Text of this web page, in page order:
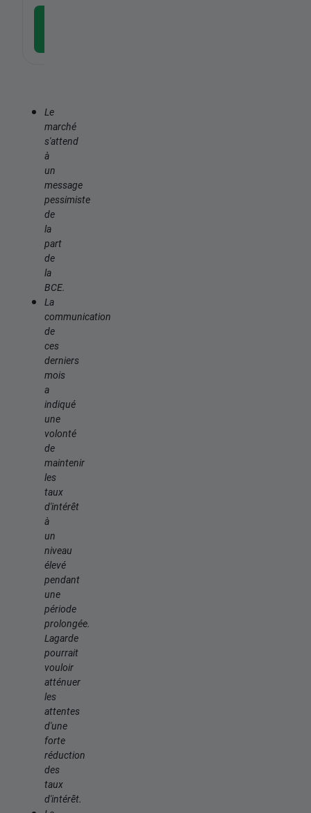
Le
marché
s'attend
à
un
message
pessimiste
de
la
part
de
la
BCE.
La
communication
de
ces
derniers
mois
a
indiqué
une
volonté
de
maintenir
les
taux
d'intérêt
à
un
niveau
élevé
pendant
une
période
prolongée.
Lagarde
pourrait
vouloir
atténuer
les
attentes
d'une
forte
réduction
des
taux
d'intérêt.